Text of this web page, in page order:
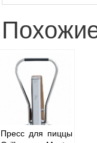
Пресс для пиццы